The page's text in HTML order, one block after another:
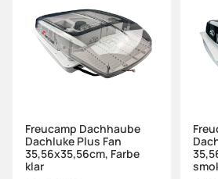
Freucamp Dachhaube
Dachluke Plus Fan
35,56x35,56cm, Farbe
klar